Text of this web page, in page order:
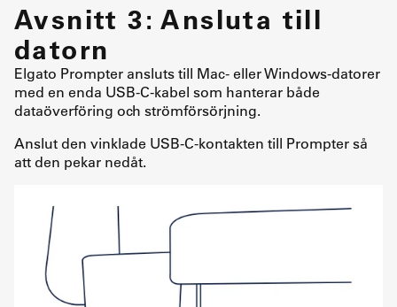
Avsnitt 3: Ansluta till
datorn
Elgato Prompter ansluts till Mac- eller Windows-datorer
med en enda USB-C-kabel som hanterar både
dataöverföring och strömförsörjning.
Anslut den vinklade USB-C-kontakten till Prompter så
att den pekar nedåt.